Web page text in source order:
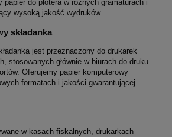
papier do plotera w różnych gramaturach i
wysoką jakość wydruków.
składanka
jest przeznaczony do drukarek
stosowanych głównie w biurach do druku
Oferujemy papier komputerowy
formatach i jakości gwarantującej
w kasach fiskalnych, drukarkach